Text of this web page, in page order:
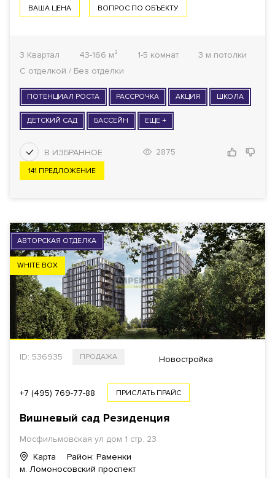
ВАША ЦЕНА ВОПРОС ПО ОБЪЕКТУ
3 Квартал 43-166 м² 1-5 комнат
3 м потолки
С отделкой / Без отделки
ПОТЕНЦИАЛ РОСТА РАССРОЧКА АКЦИЯ ШКОЛА
ДЕТСКИЙ САД БАССЕЙН ЕЩЕ +
2875
141 ПРЕДЛОЖЕНИЕ
АВТОРСКАЯ ОТДЕЛКА
WHITE BOX
ID: 536935 ПРОДАЖА Новостройка
+7 (495) 769-77-88 ПРИСЛАТЬ ПРАЙС
Вишневый сад Резиденция
Мосфильмовская ул дом 1 стр. 23
Карта
Район: Раменки
м. Ломоносовский проспект